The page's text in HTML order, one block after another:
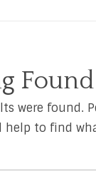
Found
were found.
help to find